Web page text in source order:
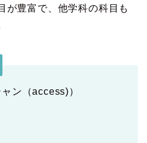
が豊富で、他学科の科目も
ャン（access)）